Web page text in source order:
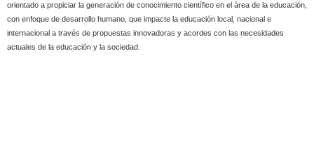
orientado a propiciar la generación de conocimiento científico en el área de la educación,
con enfoque de desarrollo humano, que impacte la educación local, nacional e
internacional a través de propuestas innovadoras y acordes con las necesidades
actuales de la educación y la sociedad.